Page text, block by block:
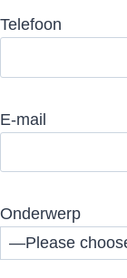
Telefoon
E-mail
Onderwerp